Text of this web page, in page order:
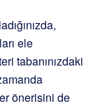
ele
tabanınızdaki
önerisini de